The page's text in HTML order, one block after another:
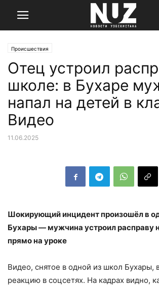
Происшествия
Отец устроил
школе: в Бухаре
напал на детей в
Видео
11.06.2025
Шокирующий инцидент произошёл в
Бухары — мужчина устроил расправу
прямо на уроке
Видео, снятое в одной из школ Бухары,
реакцию в соцсетях. На кадрах видно,